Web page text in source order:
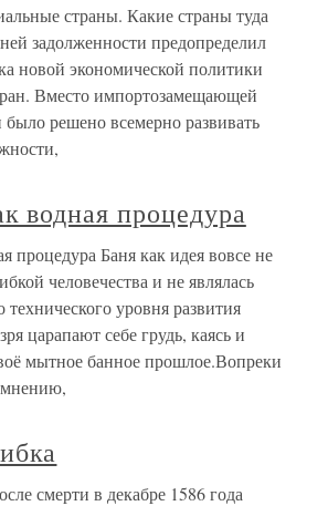
страны. Какие страны туда
задолженности предопределил
новой экономической политики
Вместо импортозамещающей
решено всемерно развивать
водная процедура
процедура Баня как идея вовсе не
человечества и не являлась
уровня развития
царапают себе грудь, каясь и
мытное банное прошлое.Вопреки
смерти в декабре 1586 года